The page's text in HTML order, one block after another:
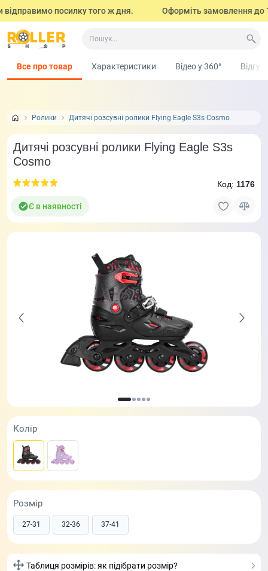
посилку того ж дня. Оформіть замовлення до
Ролики Дитячі розсувні ролики Flying Eagle S3s Cosmo
Все про товар Характеристики Відео у 360°
Дитячі розсувні ролики Flying Eagle S3s
Cosmo
Є в наявності
Код: 1176
Колір
Розмір
27-31 32-36 37-41
Таблиця розмірів: як підібрати розмір?